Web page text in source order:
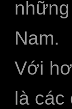
Nam.
Với
là các